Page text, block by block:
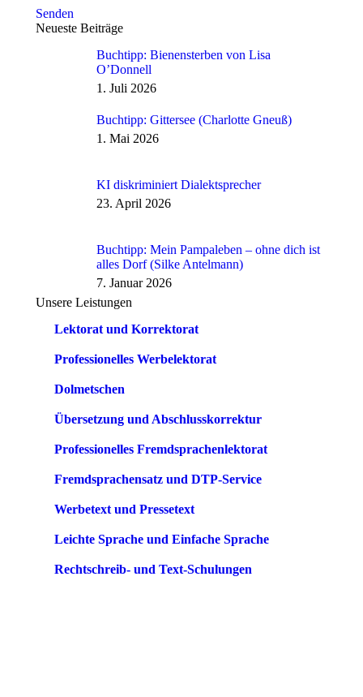
Senden
Neueste Beiträge
Buchtipp: Bienensterben von Lisa
O’Donnell
1. Juli 2026
Buchtipp: Gittersee (Charlotte Gneuß)
1. Mai 2026
KI diskriminiert Dialektsprecher
23. April 2026
Buchtipp: Mein Pampaleben – ohne dich ist
alles Dorf (Silke Antelmann)
7. Januar 2026
Unsere Leistungen
Lektorat und Korrektorat
Professionelles Werbelektorat
Dolmetschen
Übersetzung und Abschlusskorrektur
Professionelles Fremdsprachenlektorat
Fremdsprachensatz und DTP-Service
Werbetext und Pressetext
Leichte Sprache und Einfache Sprache
Rechtschreib- und Text-Schulungen